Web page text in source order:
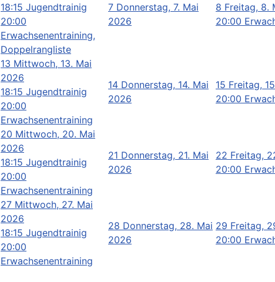
18:15 Jugendtrainig
20:00
Erwachsenentraining,
Doppelrangliste
7 Donnerstag, 7. Mai
2026
8 Freitag, 8.
20:00
13 Mittwoch, 13. Mai
2026
18:15 Jugendtrainig
20:00
Erwachsenentraining
14 Donnerstag, 14. Mai
2026
15 Freitag,
20:00
20 Mittwoch, 20. Mai
2026
18:15 Jugendtrainig
20:00
Erwachsenentraining
21 Donnerstag, 21. Mai
2026
22 Freitag,
20:00
27 Mittwoch, 27. Mai
2026
18:15 Jugendtrainig
20:00
Erwachsenentraining
28 Donnerstag, 28. Mai
2026
29 Freitag,
20:00